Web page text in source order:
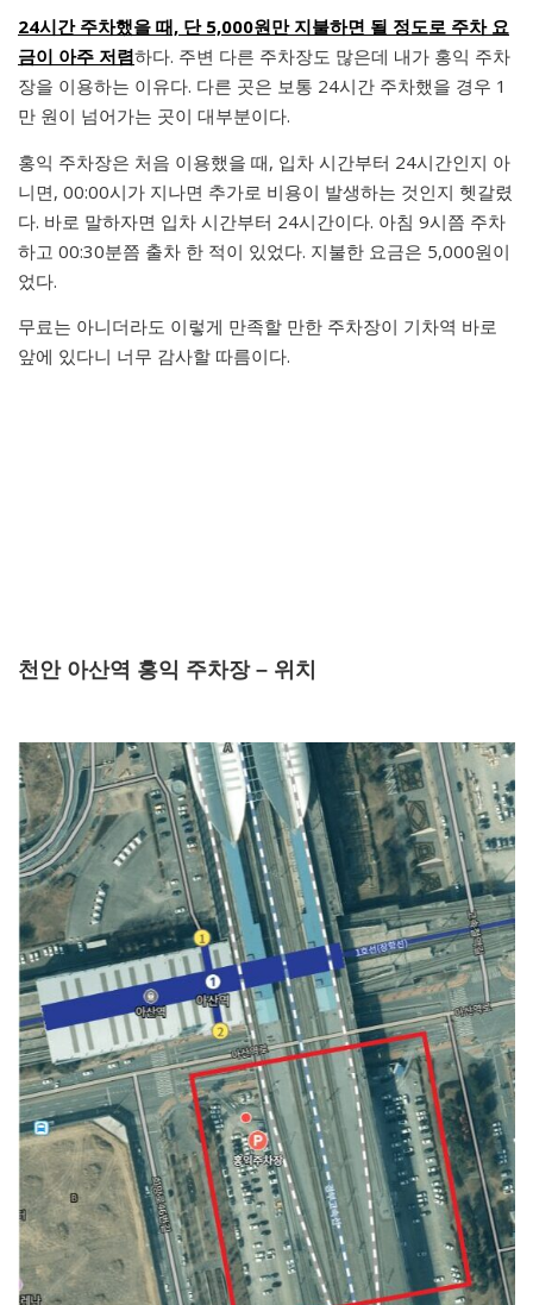
24시간 주차했을 때, 단 5,000원만 지불하면 될 정도로 주차 요
금이 아주 저렴하다. 주변 다른 주차장도 많은데 내가 홍익 주차
장을 이용하는 이유다. 다른 곳은 보통 24시간 주차했을 경우 1
만 원이 넘어가는 곳이 대부분이다.
홍익 주차장은 처음 이용했을 때, 입차 시간부터 24시간인지 아
니면, 00:00시가 지나면 추가로 비용이 발생하는 것인지 헷갈렸
다. 바로 말하자면 입차 시간부터 24시간이다. 아침 9시쯤 주차
하고 00:30분쯤 출차 한 적이 있었다. 지불한 요금은 5,000원이
었다.
무료는 아니더라도 이렇게 만족할 만한 주차장이 기차역 바로
앞에 있다니 너무 감사할 따름이다.
천안 아산역 홍익 주차장 – 위치